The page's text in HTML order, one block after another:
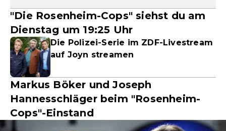
"Die Rosenheim-Cops" siehst du am
Dienstag um 19:25 Uhr
Die Polizei-Serie im ZDF-Livestream
auf Joyn streamen
Markus Böker und Joseph
Hannesschläger beim "Rosenheim-
Cops"-Einstand